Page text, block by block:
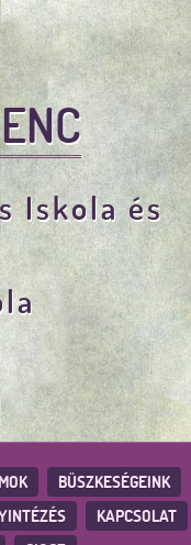
Iskola és
BÜSZKESÉGEINK
KAPCSOLAT